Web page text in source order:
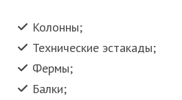
Колонны;
Технические эстакады;
Фермы;
Балки;